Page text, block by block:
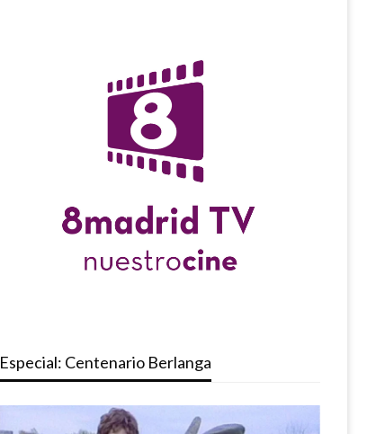
Especial: Centenario Berlanga